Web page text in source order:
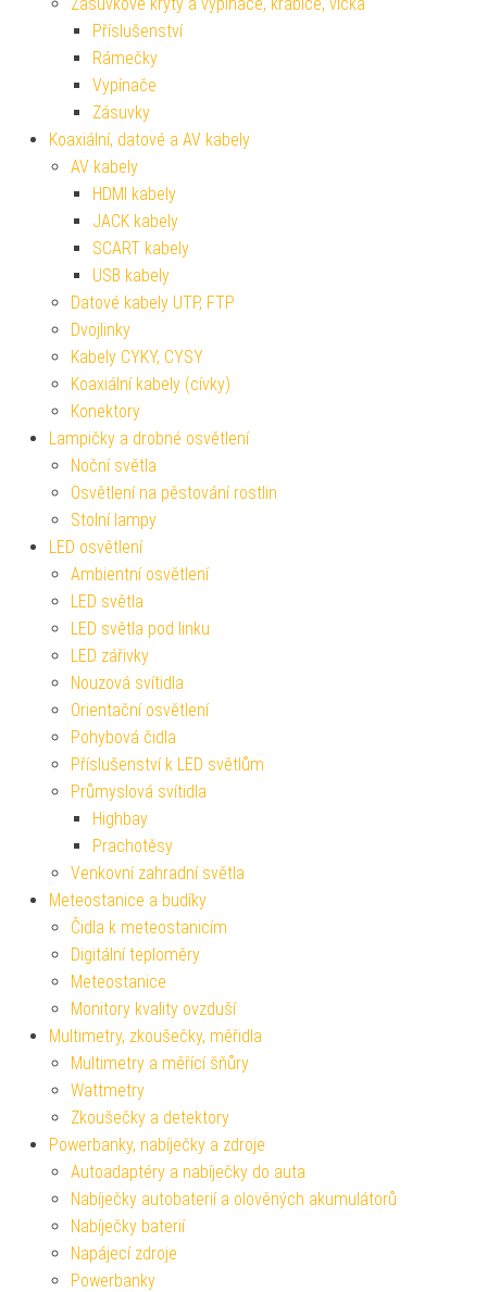
Příslušenství
Rámečky
Vypínače
Zásuvky
Koaxiální, datové a AV kabely
AV kabely
HDMI kabely
JACK kabely
SCART kabely
USB kabely
Datové kabely UTP, FTP
Dvojlinky
Kabely CYKY, CYSY
Koaxiální kabely (cívky)
Konektory
Lampičky a drobné osvětlení
Noční světla
Osvětlení na pěstování rostlin
Stolní lampy
LED osvětlení
Ambientní osvětlení
LED světla
LED světla pod linku
LED zářivky
Nouzová svítidla
Orientační osvětlení
Pohybová čidla
Příslušenství k LED světlům
Průmyslová svítidla
Highbay
Prachotěsy
Venkovní zahradní světla
Meteostanice a budíky
Čidla k meteostanicím
Digitální teploměry
Meteostanice
Monitory kvality ovzduší
Multimetry, zkoušečky, měřidla
Multimetry a měřící šňůry
Wattmetry
Zkoušečky a detektory
Powerbanky, nabíječky a zdroje
Autoadaptéry a nabíječky do auta
Nabíječky autobaterií a olověných akumulátorů
Nabíječky baterií
Napájecí zdroje
Powerbanky